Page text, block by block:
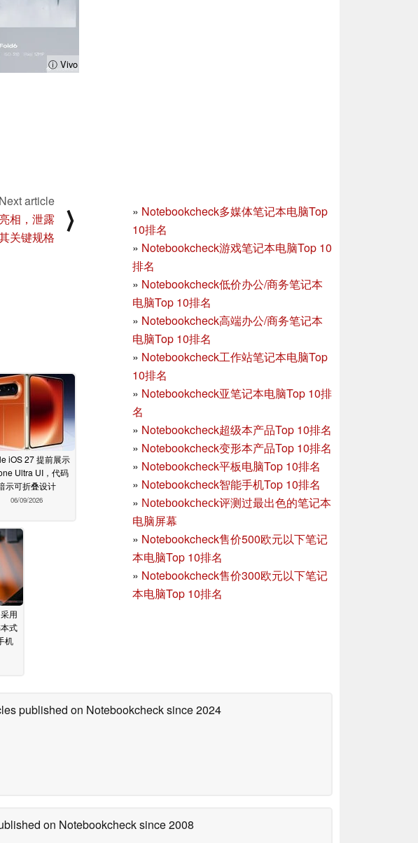
ⓘ Vivo
» Notebookcheck多媒体笔记本电脑Top
10排名
» Notebookcheck游戏笔记本电脑Top 10
排名
» Notebookcheck低价办公/商务笔记本
电脑Top 10排名
» Notebookcheck高端办公/商务笔记本
电脑Top 10排名
» Notebookcheck工作站笔记本电脑Top
10排名
» Notebookcheck亚笔记本电脑Top 10排
名
» Notebookcheck超级本产品Top 10排名
» Notebookcheck变形本产品Top 10排名
» Notebookcheck平板电脑Top 10排名
» Notebookcheck智能手机Top 10排名
» Notebookcheck评测过最出色的笔记本
电脑屏幕
» Notebookcheck售价500欧元以下笔记
本电脑Top 10排名
» Notebookcheck售价300欧元以下笔记
本电脑Top 10排名
Next article
相，泄露
关键规格
⟩
iOS 27 提前展示
Ultra UI，代码
示可折叠设计
06/09/2026
用
式
机
published on Notebookchecksince 2024
on Notebookchecksince 2008